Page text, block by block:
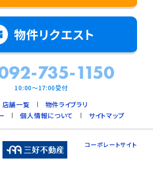
物件リクエスト
735-1150
10:00～17:00受付
店舗一覧
物件ライブラリ
個人情報について サイトマップ
コーポレートサイト